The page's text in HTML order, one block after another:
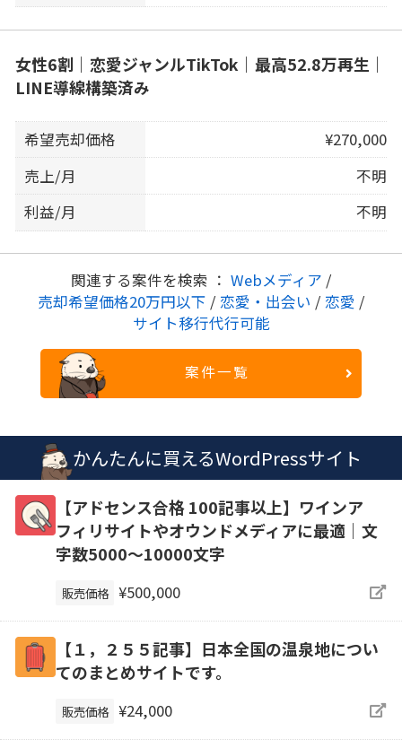
女性6割｜恋愛ジャンルTikTok｜最高52.8万再生｜
LINE導線構築済み
希望売却価格
¥270,000
売上/月
不明
利益/月
不明
関連する案件を検索 ： Webメディア /
売却希望価格20万円以下 / 恋愛・出会い / 恋愛 /
サイト移行代行可能
案件一覧
かんたんに買えるWordPressサイト
【アドセンス合格 100記事以上】ワインア
フィリサイトやオウンドメディアに最適｜文
字数5000～10000文字
販売価格 ¥500,000
【１，２５５記事】日本全国の温泉地につい
てのまとめサイトです。
販売価格 ¥24,000